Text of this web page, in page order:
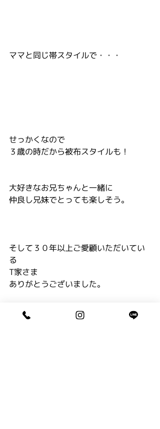
ママと同じ帯スタイルで・・・
せっかくなので
３歳の時だから被布スタイルも！
大好きなお兄ちゃんと一緒に
仲良し兄妹でとっても楽しそう。
そして３０年以上ご愛顧いただいてい
る
T家さま
ありがとうございました。